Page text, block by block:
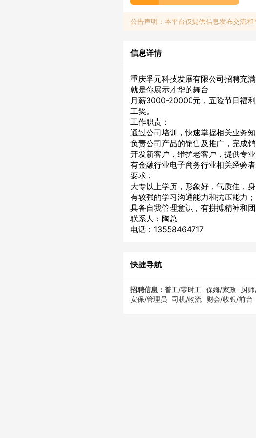
公告声明：本平台仅提供信息发布交流
信息详情
重庆孚元科技发展有限公司招聘充
就是你展示才华的舞台
月薪3000-20000元，五险节日福
工奖。
工作职责：
通过公司培训，快速掌握相关业务知
负责公司产品的销售及推广，完成销
开发新客户，维护老客户，提供专业
有金融行业电子商务行业相关经验者
要求：
大专以上学历，形象好，气质佳，身
有较强的学习沟通能力和抗压能力；
具备自我管理意识，有拼搏精神和团
联系人：陶总
电话：13558464717
快捷导航
招聘信息： 普工/零时工 保姆/家政 厨
安保/管理员
司机/物流 财会/收银/前台